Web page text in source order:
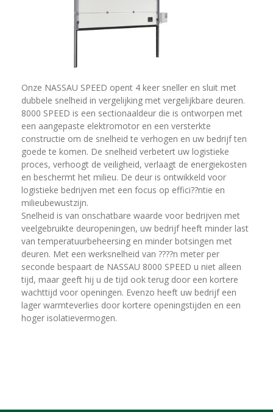
Onze NASSAU SPEED opent 4 keer sneller en sluit met
dubbele snelheid in vergelijking met vergelijkbare deuren.
8000 SPEED is een sectionaaldeur die is ontworpen met
een aangepaste elektromotor en een versterkte
constructie om de snelheid te verhogen en uw bedrijf ten
goede te komen. De snelheid verbetert uw logistieke
proces, verhoogt de veiligheid, verlaagt de energiekosten
en beschermt het milieu. De deur is ontwikkeld voor
logistieke bedrijven met een focus op effici??ntie en
milieubewustzijn.
Snelheid is van onschatbare waarde voor bedrijven met
veelgebruikte deuropeningen, uw bedrijf heeft minder last
van temperatuurbeheersing en minder botsingen met
deuren. Met een werksnelheid van ????n meter per
seconde bespaart de NASSAU 8000 SPEED u niet alleen
tijd, maar geeft hij u de tijd ook terug door een kortere
wachttijd voor openingen. Evenzo heeft uw bedrijf een
lager warmteverlies door kortere openingstijden en een
hoger isolatievermogen.